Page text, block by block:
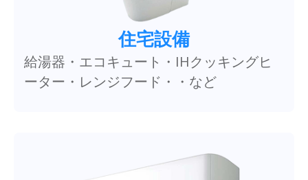
住宅設備
給湯器・エコキュート・IHクッキングヒ
ーター・レンジフード・・など